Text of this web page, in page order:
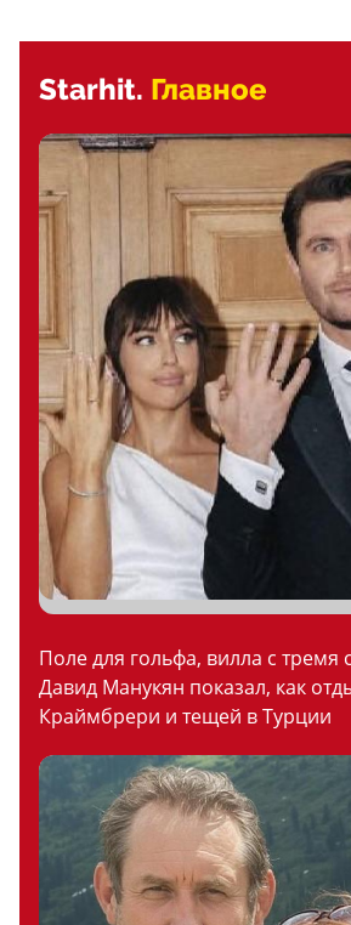
Starhit. Главное
Поле для гольфа, вилла с тремя
Давид Манукян показал, как
Краймбрери и тещей в Турции